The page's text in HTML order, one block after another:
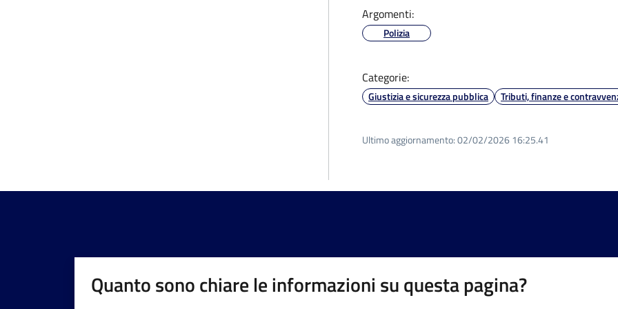
Argomenti:
Polizia
Categorie:
Giustizia e sicurezza pubblica Tributi, finanze e
Ultimo aggiornamento:02/02/2026 16:25.41
Quanto sono chiare le informazioni su questa pagina?